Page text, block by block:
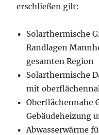
erschließen gilt:
Solarthermische
Randlagen
gesamten Region
Solarthermische
mit
Oberflächennahe
Gebäudeheizung
Abwasserwärme